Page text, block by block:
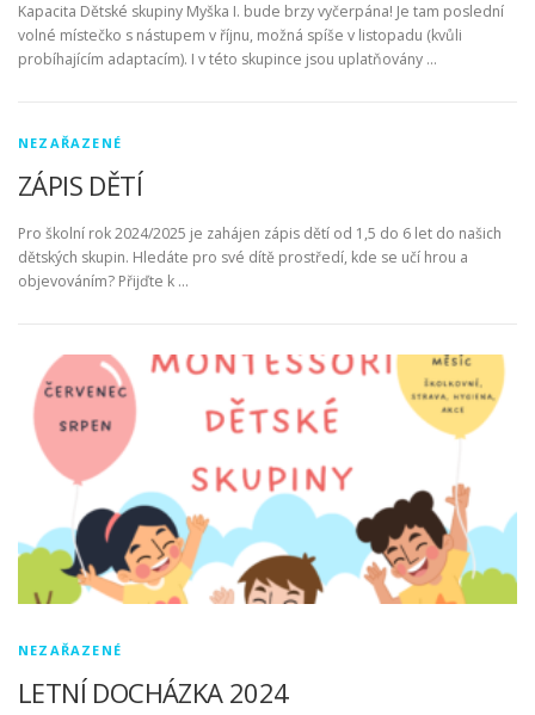
Kapacita Dětské skupiny Myška I. bude brzy vyčerpána! Je tam poslední
volné místečko s nástupem v říjnu, možná spíše v listopadu (kvůli
probíhajícím adaptacím). I v této skupince jsou uplatňovány …
NEZAŘAZENÉ
ZÁPIS DĚTÍ
Pro školní rok 2024/2025 je zahájen zápis dětí od 1,5 do 6 let do našich
dětských skupin. Hledáte pro své dítě prostředí, kde se učí hrou a
objevováním? Přijďte k …
NEZAŘAZENÉ
LETNÍ DOCHÁZKA 2024